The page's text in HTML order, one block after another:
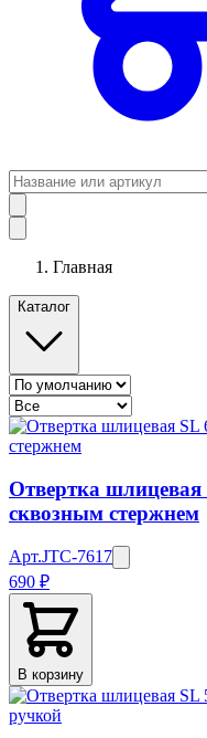
Главная
Каталог
Отвертка шлицевая
сквозным стержнем
Арт.JTC-7617
690 ₽
В корзину